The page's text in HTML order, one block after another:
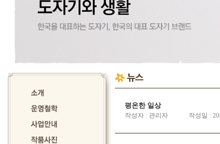
CI소개
월별일정
오시는 길
평온한 일상
작성자 : 관리자 작성일 :